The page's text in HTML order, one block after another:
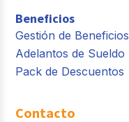
Beneficios
Gestión de Beneficios
Adelantos de Sueldo
Pack de Descuentos
Contacto